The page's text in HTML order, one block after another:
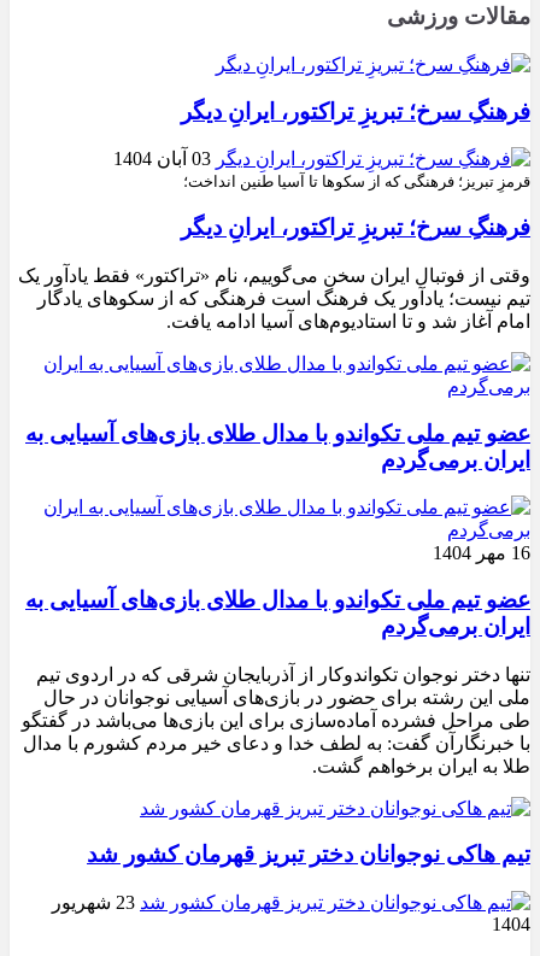
مقالات ورزشی
فرهنگِ سرخ؛ تبریزِ تراکتور، ایرانِ دیگر
03 آبان 1404
قرمزِ تبریز؛ فرهنگی که از سکوها تا آسیا طنین انداخت؛
فرهنگِ سرخ؛ تبریزِ تراکتور، ایرانِ دیگر
وقتی از فوتبال ایران سخن می‌گوییم، نام «تراکتور» فقط یادآور یک
تیم نیست؛ یادآور یک فرهنگ است فرهنگی که از سکوهای یادگار
امام آغاز شد و تا استادیوم‌های آسیا ادامه یافت.
عضو تیم ملی تکواندو با مدال طلای بازی‌های آسیایی به
ایران برمی‌گردم
16 مهر 1404
عضو تیم ملی تکواندو با مدال طلای بازی‌های آسیایی به
ایران برمی‌گردم
تنها دختر نوجوان تکواندوکار از آذربایجان شرقی که در اردوی تیم
ملی این رشته برای حضور در بازی‌های آسیایی نوجوانان در حال
طی مراحل فشرده آماده‌سازی برای این بازی‌ها می‌باشد در گفتگو
با خبرنگارآن گفت: به لطف خدا و دعای خیر مردم کشورم با مدال
طلا به ایران برخواهم گشت.
تیم هاکی نوجوانان دختر تبریز قهرمان کشور شد
23 شهریور
1404